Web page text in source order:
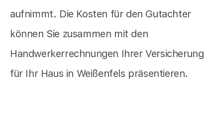
aufnimmt. Die Kosten für den Gutachter
können Sie zusammen mit den
Handwerkerrechnungen Ihrer Versicherung
für Ihr Haus in Weißenfels präsentieren.